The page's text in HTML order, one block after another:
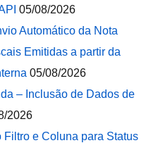
05/08/2026
Automático da Nota
Emitidas a partir da
05/08/2026
– Inclusão de Dados de
2026
Filtro e Coluna para Status